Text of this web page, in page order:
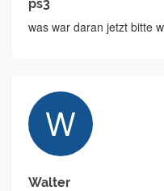
ps3
was war daran jetzt bitte
Walter